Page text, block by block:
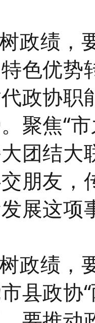
政绩，
色优势
政协职
聚焦“
团结大
朋友，
展这项
政绩，
县政协